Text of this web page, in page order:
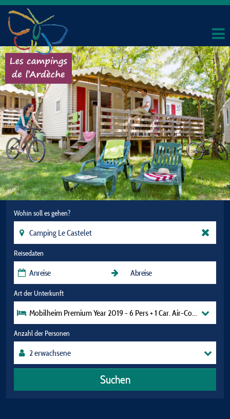
Wohin soll es gehen?
Reisedaten
Art der Unterkunft
Mobilheim Premium Year 2019 - 6 Pers + 1
Anzahl der Personen
Suchen